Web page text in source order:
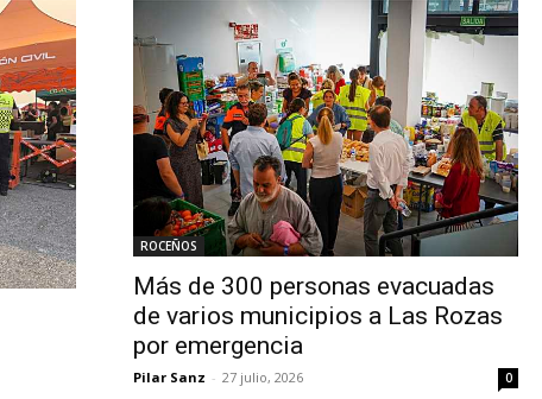
ROCEÑOS
Más de 300 personas evacuadas
de varios municipios a Las Rozas
por emergencia
Pilar Sanz - 27 julio, 2026 0